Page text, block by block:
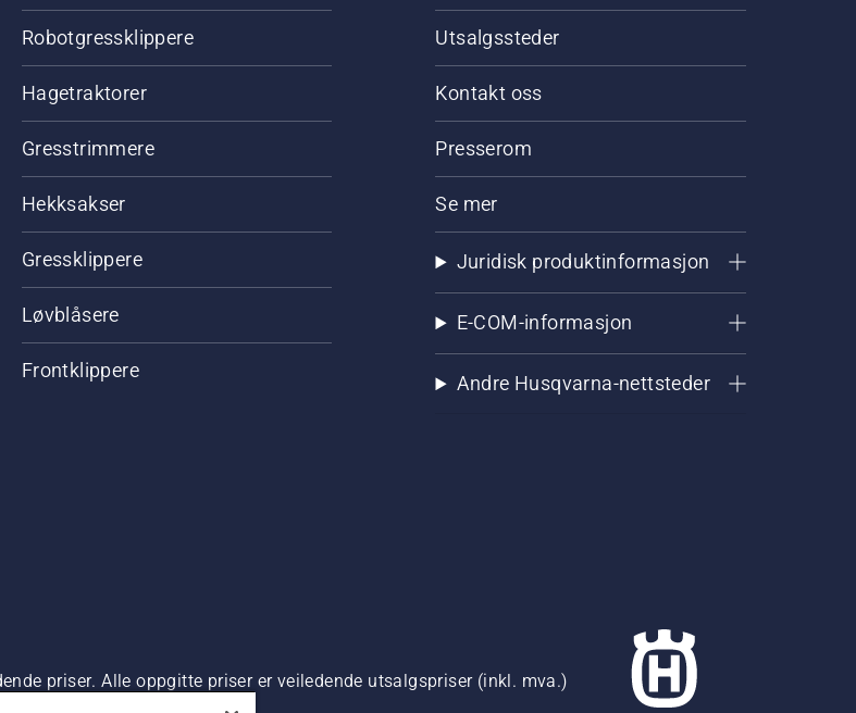
Robotgressklippere
Hagetraktorer
Gresstrimmere
Hekksakser
Gressklippere
Løvblåsere
Frontklippere
Utsalgssteder
Kontakt oss
Presserom
Se mer
Juridisk produktinformasjon
E-COM-informasjon
Andre Husqvarna-nettsteder
priser. Alle oppgitte priser er veiledende utsalgspriser (inkl. mva.)